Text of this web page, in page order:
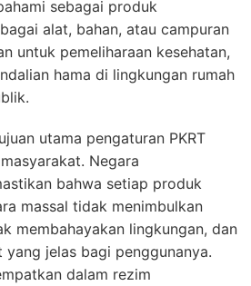
sebagai produk
alat, bahan, atau campuran
untuk pemeliharaan kesehatan,
hama di lingkungan rumah
utama pengaturan PKRT
Negara
bahwa setiap produk
massal tidak menimbulkan
membahayakan lingkungan, dan
yang jelas bagi penggunanya.
dalam rezim